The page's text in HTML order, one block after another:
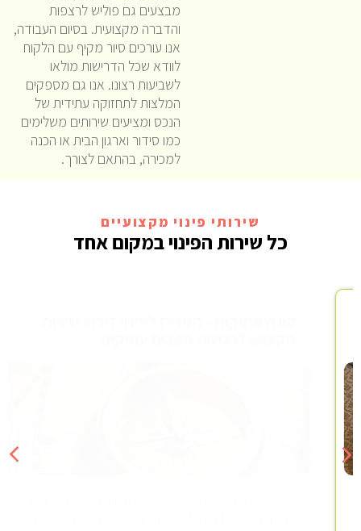
מבצעים גם פוליש לרצפות
והדברה מקצועית. בסיום העבודה,
אנו עורכים סיור מקיף עם הלקוח
לוודא שכל הדרישות מולאו
לשביעות רצונו. אנו גם מספקים
המלצות לתחזוקה עתידית של
הנכס ומציעים שירותים משלימים
כמו סידור וארגון הבית או הכנה
למכירה, בהתאם לצורך.
שירותי פינוי מקצועיים
כל שירות הפינוי במקום אחד